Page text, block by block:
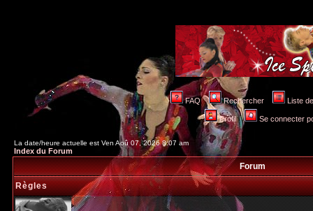
FAQ Rechercher Liste
Profil Se connecter
La date/heure actuelle est Ven Aoû 07, 2026 8:07 am
Index du Forum
Forum
Règles